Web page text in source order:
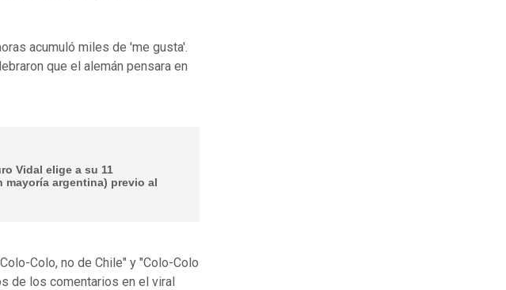
acumuló miles de 'me gusta'.
que el alemán pensara en
Vidal elige a su 11
mayoría argentina) previo al
Colo, no de Chile" y "Colo-Colo
de los comentarios en el viral